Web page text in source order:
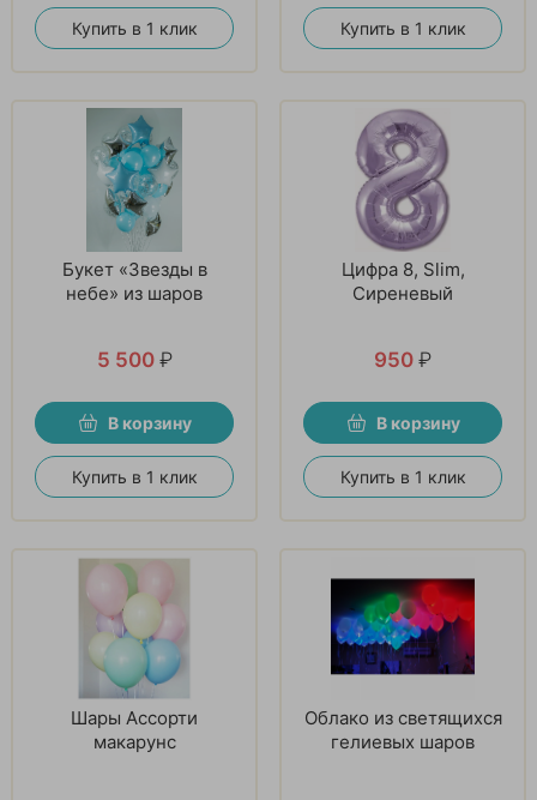
Купить в 1 клик Купить в 1 клик
Букет «Звезды в
небе» из шаров
5 500 ₽
В корзину
Купить в 1 клик
Цифра 8, Slim,
Сиреневый
950 ₽
В корзину
Купить в 1 клик
Шары Ассорти
макарунс
Облако из светящихся
гелиевых шаров